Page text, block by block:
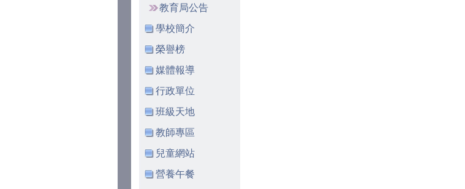
教育局公告
學校簡介
榮譽榜
媒體報導
行政單位
班級天地
教師專區
兒童網站
營養午餐